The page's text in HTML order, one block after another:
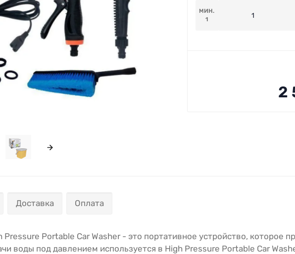
МИН.
1
2
Доставка Оплата
Portable Car Washer - это портативное устройство, которое
воды под давлением используется в High Pressure Portable Car